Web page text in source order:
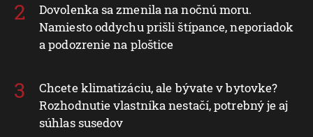
Dovolenka sa zmenila na nočnú moru.
Namiesto oddychu prišli štípance, neporiadok
a podozrenie na ploštice
Chcete klimatizáciu, ale bývate v bytovke?
Rozhodnutie vlastníka nestačí, potrebný je aj
súhlas susedov